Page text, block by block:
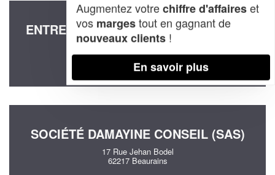
ENTREPRISE CONSEIL AVANCE (SAS)
62217 Beaurains
SOCIÉTÉ DAMAYINE CONSEIL (SAS)
17 Rue Jehan Bodel
62217 Beaurains
Augmentez votrechiffre d'affaireset
vos margestout en gagnant de
nouveaux clients !
En savoir plus